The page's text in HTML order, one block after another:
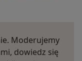
Moderujemy
dowiedz się